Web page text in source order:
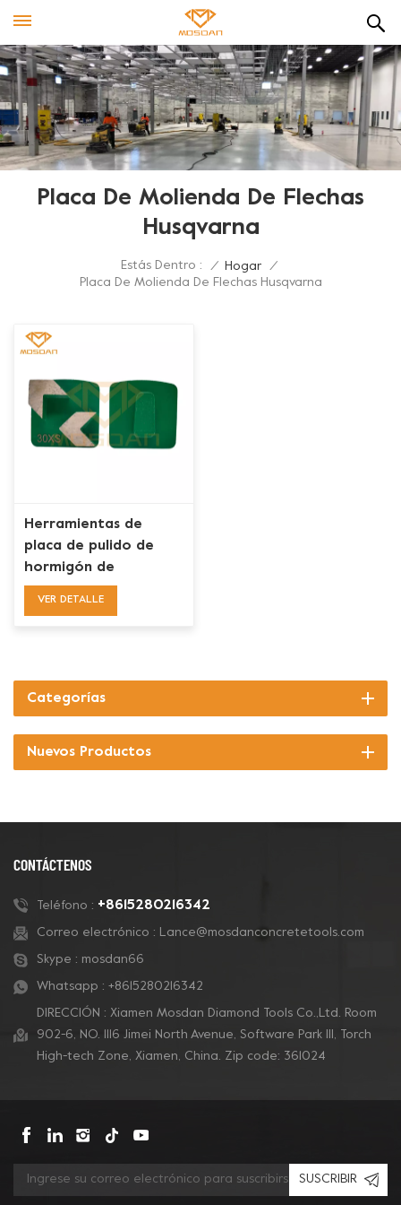
Placa De Molienda De Flechas
Husqvarna
Estás Dentro : / Hogar
/
Placa De Molienda De Flechas Husqvarna
Herramientas de
placa de pulido de
hormigón de
diamante de flechas
VER DETALLE
Categorías
Nuevos Productos
CONTÁCTENOS
Teléfono : +8615280216342
Correo electrónico : Lance@mosdanconcretetools.com
Skype : mosdan66
Whatsapp : +8615280216342
DIRECCIÓN : Xiamen Mosdan Diamond Tools Co.,Ltd. Room
902-6, NO. 1116 Jimei North Avenue, Software Park Ill, Torch
High-tech Zone, Xiamen, China. Zip code: 361024
SUSCRIBIR